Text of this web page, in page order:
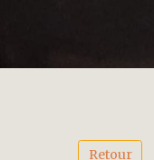
Retour